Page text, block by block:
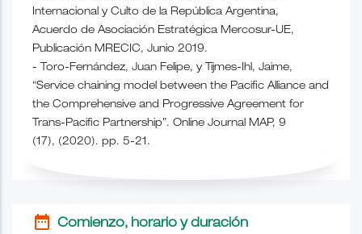
Internacional y Culto de la República Argentina,
Acuerdo de Asociación Estratégica Mercosur-UE,
Publicación MRECIC, Junio 2019.
- Toro-Fernández, Juan Felipe, y Tijmes-Ihl, Jaime,
“Service chaining model between the Pacific Alliance and
the Comprehensive and Progressive Agreement for
Trans-Pacific Partnership”. Online Journal MAP, 9
(17), (2020). pp. 5-21.
date_range Comienzo, horario y duración